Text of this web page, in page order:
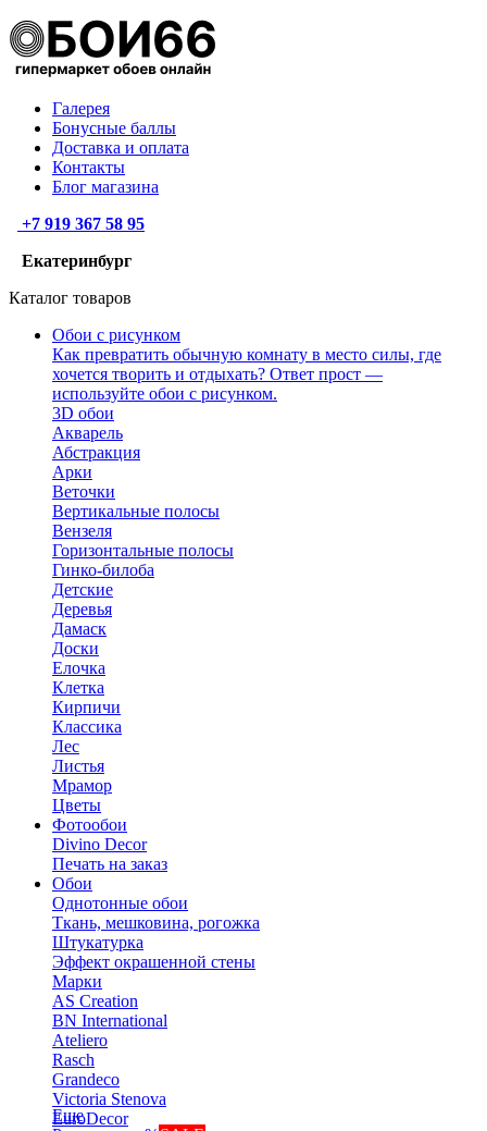
Галерея
Бонусные баллы
Доставка и оплата
Контакты
Блог магазина
+7 919 367 58 95
Екатеринбург
Каталог товаров
Обои с рисунком
Как превратить обычную комнату в место силы, где
хочется творить и отдыхать? Ответ прост —
используйте обои с рисунком.
3D обои
Акварель
Абстракция
Арки
Веточки
Вертикальные полосы
Вензеля
Горизонтальные полосы
Гинко-билоба
Детские
Деревья
Дамаск
Доски
Елочка
Клетка
Кирпичи
Классика
Лес
Листья
Мрамор
Цветы
Фотообои
Divino Decor
Печать на заказ
Обои
Однотонные обои
Ткань, мешковина, рогожка
Штукатурка
Эффект окрашенной стены
Марки
AS Creation
BN International
Ateliero
Rasch
Grandeco
Victoria Stenova
EuroDecor
Еще